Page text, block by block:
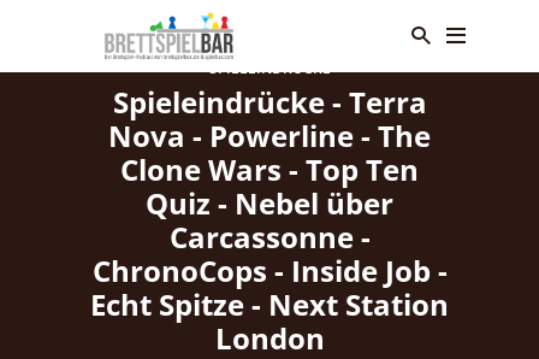
SPIELEINDRÜCKE
Spieleindrücke - Terra
Nova - Powerline - The
Clone Wars - Top Ten
Quiz - Nebel über
Carcassonne -
ChronoCops - Inside Job -
Echt Spitze - Next Station
London